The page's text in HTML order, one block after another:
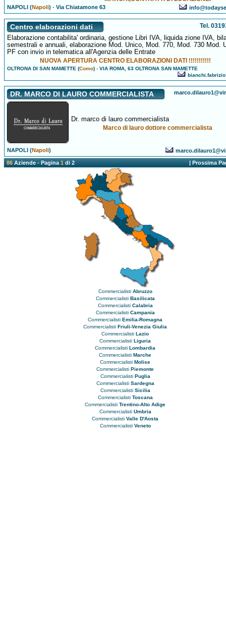
NAPOLI (Napoli) -Via Chiatamone 63
Centro elaborazioni dati Tel.
Elaborazione contabilita' ordinaria, gestione Libri IVA, liquida zione IVA,
semestrali e annuali, elaborazione Mod. Unico, Mod. 770, Mod. 730 Mod.
PF con invio in telematica all'Agenzia delle Entrate
NUOVA APERTURA CENTRO ELABORAZIONI DATI !!!!!!!!!!!
OLTRONA DI SAN MAMETTE (Como) -VIA ROMA, 63 OLTRONA SAN MAMETTE
DR. MARCO DI LAURO COMMERCIALISTA
Dr. marco di lauro commercialista
Marco di lauro dottore commercialista
NAPOLI (Napoli)
86Aziende - Pagina1di 2 |Prossima
Commercialisti Abruzzo
Commercialisti Basilicata
Commercialisti Calabria
Commercialisti Campania
Commercialisti Emilia-Romagna
Commercialisti Friuli-Venezia Giulia
Commercialisti Lazio
Commercialisti Liguria
Commercialisti Lombardia
Commercialisti Marche
Commercialisti Molise
Commercialisti Piemonte
Commercialisti Puglia
Commercialisti Sardegna
Commercialisti Sicilia
Commercialisti Toscana
Commercialisti Trentino-Alto Adige
Commercialisti Umbria
Commercialisti Valle D'Aosta
Commercialisti Veneto